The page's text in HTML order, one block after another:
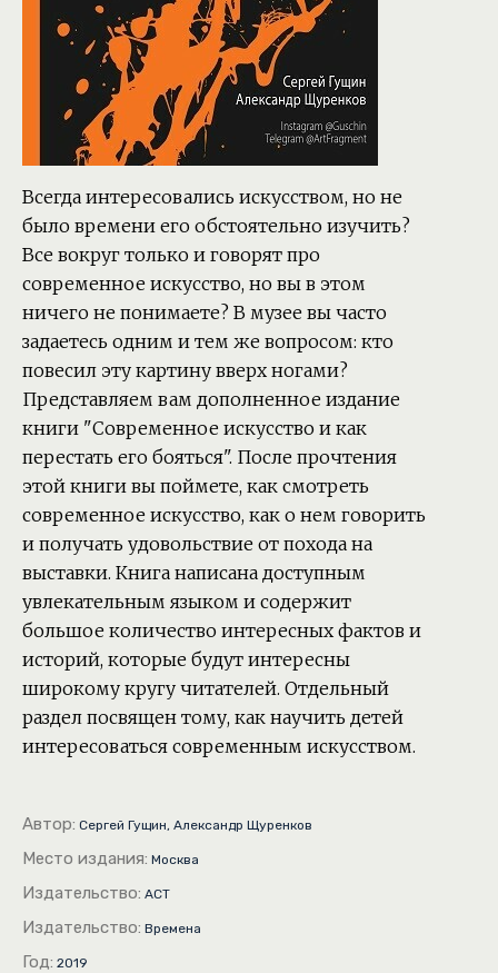
Всегда интересовались искусством, но не
было времени его обстоятельно изучить?
Все вокруг только и говорят про
современное искусство, но вы в этом
ничего не понимаете? В музее вы часто
задаетесь одним и тем же вопросом: кто
повесил эту картину вверх ногами?
Представляем вам дополненное издание
книги "Современное искусство и как
перестать его бояться". После прочтения
этой книги вы поймете, как смотреть
современное искусство, как о нем говорить
и получать удовольствие от похода на
выставки. Книга написана доступным
увлекательным языком и содержит
большое количество интересных фактов и
историй, которые будут интересны
широкому кругу читателей. Отдельный
раздел посвящен тому, как научить детей
интересоваться современным искусством.
Автор: Сергей Гущин, Александр Щуренков
Место издания: Москва
Издательство: АСТ
Издательство: Времена
Год: 2019